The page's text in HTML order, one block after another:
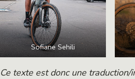
Sofiane Sehili
Ce texte est donc une